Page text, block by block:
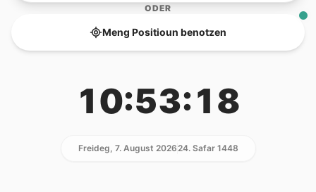
ODER
Meng Positioun benotzen
10:53:18
Freideg, 7. August 202624. Safar 1448